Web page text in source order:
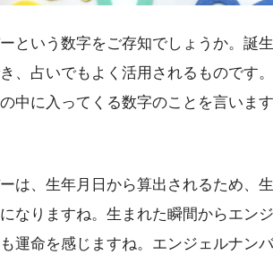
という数字をご存知でしょうか。誕
、占いでもよく活用されるものです
中に入ってくる数字のことを言いま
は、生年月日から算出されるため、
なりますね。生まれた瞬間からエン
運命を感じますね。エンジェルナン